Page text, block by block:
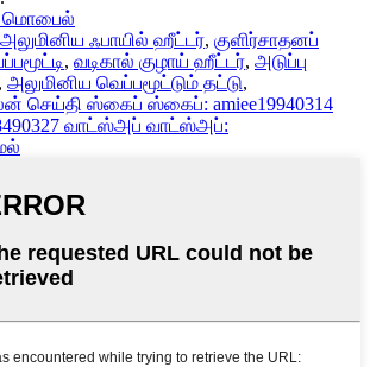
மொபைல்
அலுமினிய ஃபாயில் ஹீட்டர், குளிர்சாதனப்
, வடிகால் குழாய் ஹீட்டர், அடுப்பு
, அலுமினிய வெப்பமூட்டும் தட்டு,
செய்தி ஸ்கைப் ஸ்கைப்: amiee19940314
வாட்ஸ்அப் வாட்ஸ்அப்: